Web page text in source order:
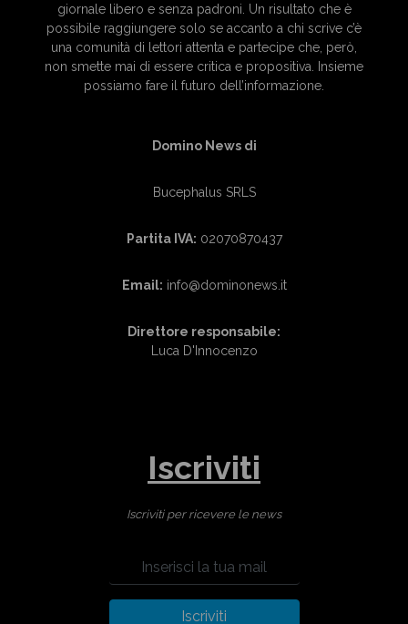
giornale libero e senza padroni. Un risultato che è
possibile raggiungere solo se accanto a chi scrive c’è
una comunità di lettori attenta e partecipe che, però,
non smette mai di essere critica e propositiva. Insieme
possiamo fare il futuro dell’informazione.
Domino News di
Bucephalus SRLS
Partita IVA: 02070870437
Email: info@dominonews.it
Direttore responsabile:
Luca D'Innocenzo
Iscriviti
Iscriviti per ricevere le news
Iscriviti